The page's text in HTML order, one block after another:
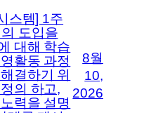
스템] 1주
도입을
대해 학습
활동 과정
결하기 위
의 하고,
력을 설명
8월
10,
2026